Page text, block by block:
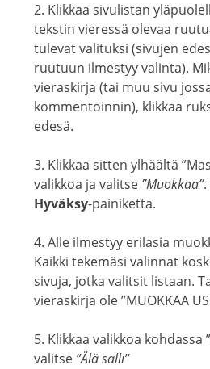
2. Klikkaa sivulistan
tekstin vieressä olevaa
tulevat valituksi (sivujen
ruutuun ilmestyy valinta).
vieraskirja (tai muu sivu
kommentoinnin), klikkaa
edesä.
3. Klikkaa sitten ylhäältä
valikkoa ja valitse ”Muokkaa”
Hyväksy-painiketta.
4. Alle ilmestyy erilasia
Kaikki tekemäsi valinnat
sivuja, jotka valitsit listaan.
vieraskirja ole ”MUOKKAA
5. Klikkaa valikkoa kohdassa
valitse ”Älä salli”